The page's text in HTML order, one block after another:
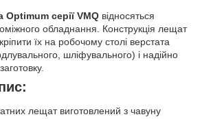
Optimum серії VMQ відносяться
обладнання. Конструкція лещат
їх на робочому столі верстата
шліфувального) і надійно
лещат виготовлений з чавуну